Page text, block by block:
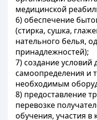
медицинской
6) обеспечение
(стирка, сушка,
нательного белья,
принадлежностей);
7) создание
самоопределения и
необходимым
8) предоставление
перевозке
обучения, участия в